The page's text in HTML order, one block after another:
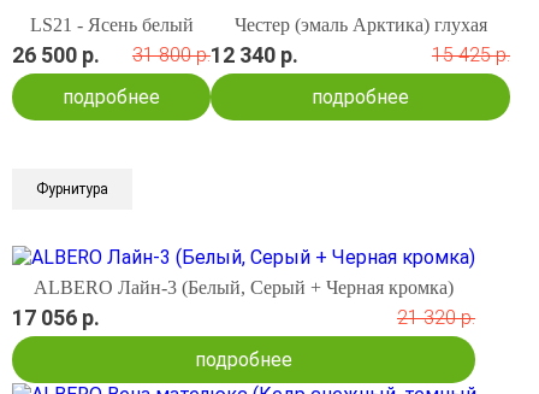
LS21 - Ясень белый
26 500 р.
31 800 р.
подробнее
Честер (эмаль Арктика) глухая
12 340 р.
15 425 р.
подробнее
Фурнитура
ALBERO Лайн-3 (Белый, Серый + Черная кромка)
17 056 р.
21 320 р.
подробнее